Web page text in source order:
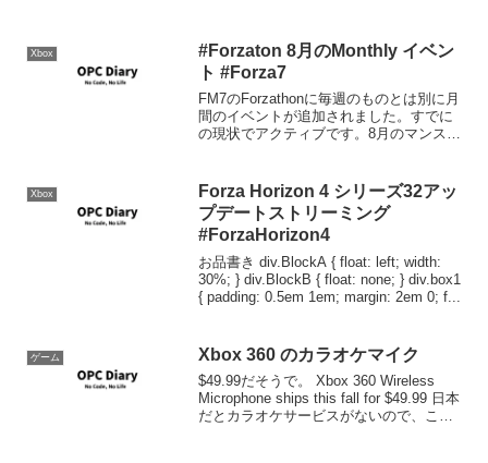
Xbox
#Forzaton 8月のMonthly イベン
ト #Forza7
FM7のForzathonに毎週のものとは別に月
間のイベントが追加されました。すでに
の現状でアクティブです。8月のマンスリ
レンジ中にクリア。学習期間任意のク...
Xbox
Forza Horizon 4 シリーズ32アッ
プデートストリーミング
#ForzaHorizon4
お品書き div.BlockA { float: left; width:
30%; } div.BlockB { float: none; } div.box1
{ padding: 0.5em 1em; margin: 2em 0; f...
ゲーム Xbox 360 のカラオケマイク
$49.99だそうで。 Xbox 360 Wireless
Microphone ships this fall for $49.99 日本
だとカラオケサービスがないので、この